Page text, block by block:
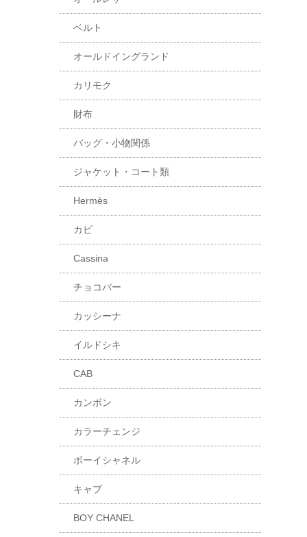
ベルト
オールドイングランド
カリモク
財布
バッグ・小物関係
ジャケット・コート類
Hermès
カビ
Cassina
チョコバー
カッシーナ
イルドシキ
CAB
カンボン
カラーチェンジ
ボーイシャネル
キャブ
BOY CHANEL